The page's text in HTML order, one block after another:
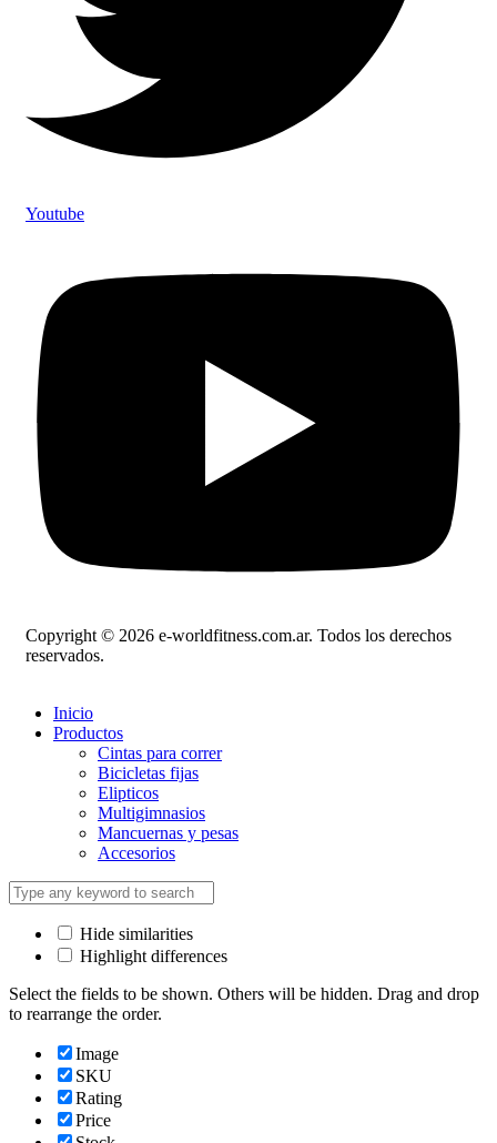
Youtube
Copyright © 2026 e-worldfitness.com.ar. Todos los derechos
reservados.
Inicio
Productos
Cintas para correr
Bicicletas fijas
Elipticos
Multigimnasios
Mancuernas y pesas
Accesorios
Hide similarities
Highlight differences
Select the fields to be shown. Others will be hidden. Drag and drop
to rearrange the order.
Image
SKU
Rating
Price